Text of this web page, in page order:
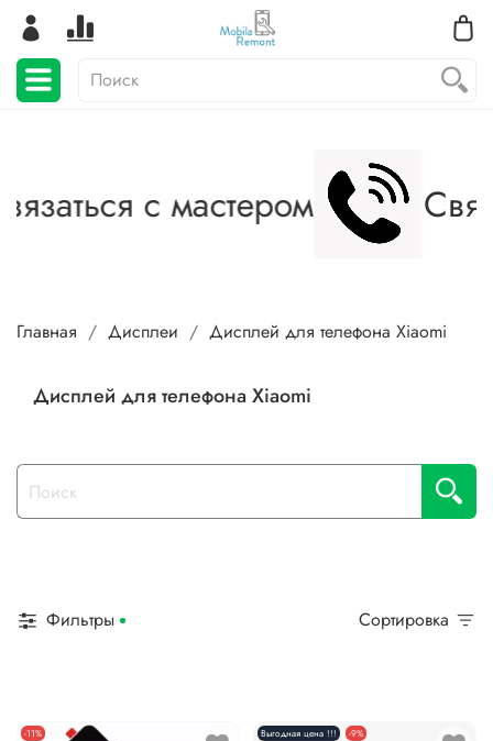
с мастером
Главная Дисплеи Дисплей для телефона Xiaomi
Дисплей для телефона Xiaomi
Фильтры Сортировка
-11% Выгодная цена !!! -9%